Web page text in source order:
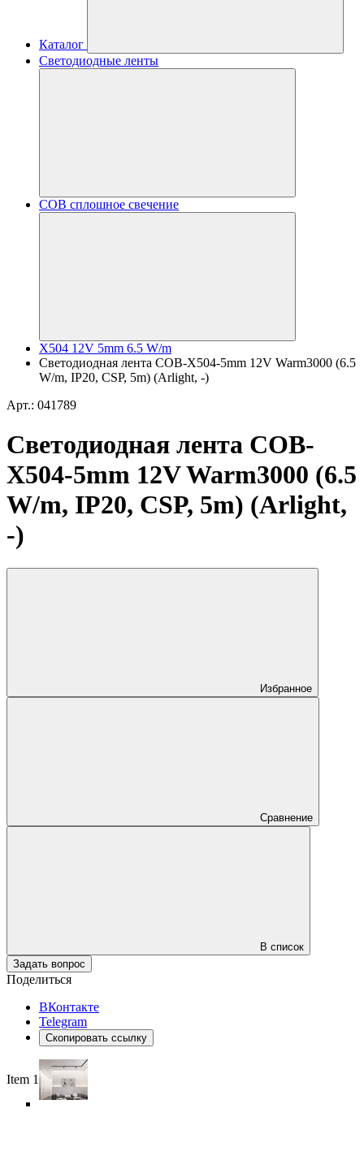
Каталог
Светодиодные ленты
COB сплошное свечение
X504 12V 5mm 6.5 W/m
Светодиодная лента COB-X504-5mm 12V Warm3000 (6.5
W/m, IP20, CSP, 5m) (Arlight, -)
Арт.: 041789
Светодиодная лента COB-
X504-5mm 12V Warm3000 (6.5
W/m, IP20, CSP, 5m) (Arlight,
-)
Избранное
Сравнение
В список
Задать вопрос
Поделиться
ВКонтакте
Telegram
Скопировать ссылку
Item 1 of 6